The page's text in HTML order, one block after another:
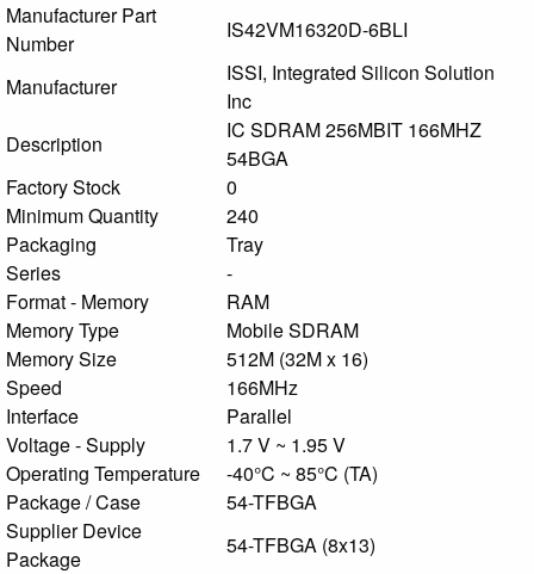
Manufacturer Part
Number
IS42VM16320D-6BLI
Manufacturer
ISSI, Integrated Silicon Solution
Inc
Description
IC SDRAM 256MBIT 166MHZ
54BGA
Factory Stock
0
Minimum Quantity
240
Packaging
Tray
Series
-
Format - Memory
RAM
Memory Type
Mobile SDRAM
Memory Size
512M (32M x 16)
Speed
166MHz
Interface
Parallel
Voltage - Supply
1.7 V ~ 1.95 V
Operating Temperature
-40°C ~ 85°C (TA)
Package / Case
54-TFBGA
Supplier Device
Package
54-TFBGA (8x13)